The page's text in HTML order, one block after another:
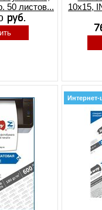
50 листов...
10x15,
Интернет-